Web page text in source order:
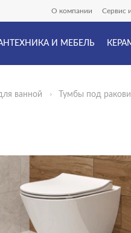
О компании Сервис
И МЕБЕЛЬ
ванной Тумбы под